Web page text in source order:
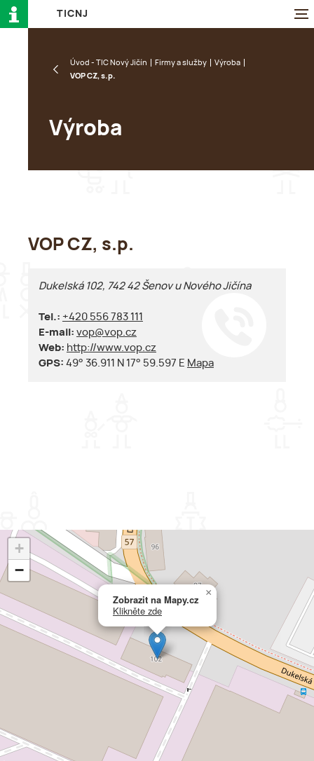
TI CN J
Úvod - TIC Nový Jičín Firmy a služby
Výroba
VOP CZ, s.p.
Výroba
VOP CZ, s.p.
Dukelská 102, 742 42 Šenov u Nového Jičína
Tel.: +420 556 783 111
E-mail: vop@vop.cz
Web: http://www.vop.cz
GPS: 49° 36.911 N 17° 59.597 E Mapa
Zobrazit na Mapy.cz
Klikněte zde
×
+
−